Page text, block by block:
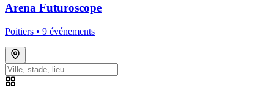
Arena Futuroscope
Poitiers • 9 événements